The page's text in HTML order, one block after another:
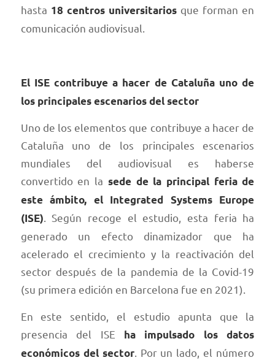
hasta 18 centros universitarios que forman en
comunicación audiovisual.
El ISE contribuye a hacer de Cataluña uno de
los principales escenarios del sector
Uno de los elementos que contribuye a hacer de
Cataluña uno de los principales escenarios
mundiales del audiovisual es haberse
convertido en la sede de la principal feria de
este ámbito, el Integrated Systems Europe
(ISE). Según recoge el estudio, esta feria ha
generado un efecto dinamizador que ha
acelerado el crecimiento y la reactivación del
sector después de la pandemia de la Covid-19
(su primera edición en Barcelona fue en 2021).
En este sentido, el estudio apunta que la
presencia del ISE ha impulsado los datos
económicos del sector. Por un lado, el número